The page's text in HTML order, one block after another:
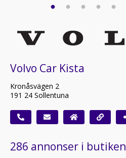
Volvo Car Kista
Kronåsvägen 2
191 24 Sollentuna
286 annonser i butiken